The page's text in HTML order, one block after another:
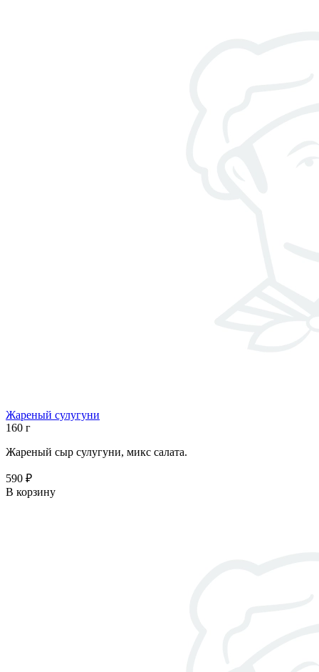
Жареный сулугуни
160 г
Жареный сыр сулугуни, микс салата.
590 ₽
В корзину